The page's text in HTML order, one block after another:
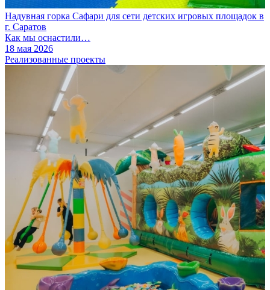
Надувная горка Сафари для сети детских игровых площадок в
г. Саратов
Как мы оснастили…
18 мая 2026
Реализованные проекты